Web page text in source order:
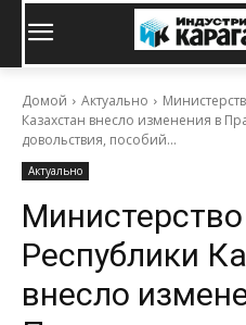
Домой Актуально
Казахстан внесло изменения в
довольствия, пособий...
Актуально
Республики
внесло